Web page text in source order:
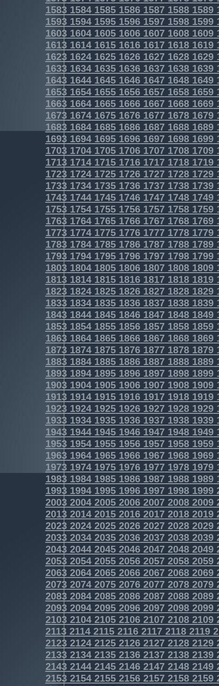
1583158415851586158715881589
1593159415951596159715981599
1603160416051606160716081609
1613161416151616161716181619
1623162416251626162716281629
1633163416351636163716381639
1643164416451646164716481649
1653165416551656165716581659
1663166416651666166716681669
1673167416751676167716781679
1683168416851686168716881689
1693169416951696169716981699
1703170417051706170717081709
1713171417151716171717181719
1723172417251726172717281729
1733173417351736173717381739
1743174417451746174717481749
1753175417551756175717581759
1763176417651766176717681769
1773177417751776177717781779
1783178417851786178717881789
1793179417951796179717981799
1803180418051806180718081809
1813181418151816181718181819
1823182418251826182718281829
1833183418351836183718381839
1843184418451846184718481849
1853185418551856185718581859
1863186418651866186718681869
1873187418751876187718781879
1883188418851886188718881889
1893189418951896189718981899
1903190419051906190719081909
1913191419151916191719181919
1923192419251926192719281929
1933193419351936193719381939
1943194419451946194719481949
1953195419551956195719581959
1963196419651966196719681969
1973197419751976197719781979
1983198419851986198719881989
1993199419951996199719981999
2003200420052006200720082009
2013201420152016201720182019
2023202420252026202720282029
2033203420352036203720382039
2043204420452046204720482049
2053205420552056205720582059
2063206420652066206720682069
2073207420752076207720782079
2083208420852086208720882089
2093209420952096209720982099
2103210421052106210721082109
2113211421152116211721182119
2123212421252126212721282129
2133213421352136213721382139
2143214421452146214721482149
2153215421552156215721582159